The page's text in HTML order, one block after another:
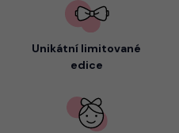
Unikátní limitované
edice